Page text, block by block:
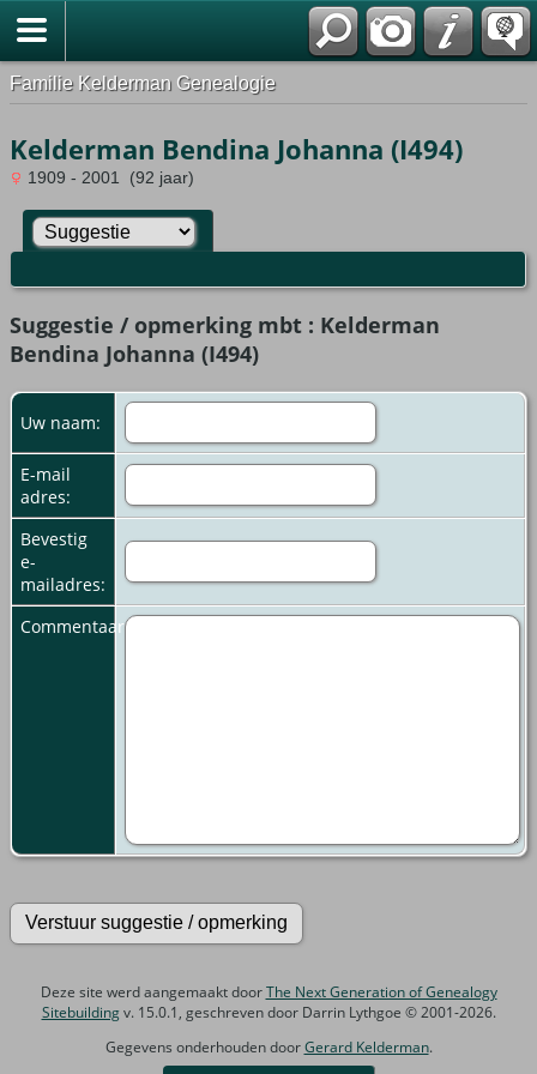
Familie Kelderman Genealogie
Kelderman Bendina Johanna (I494)
1909 - 2001 (92 jaar)
Suggestie / opmerking mbt : Kelderman
Bendina Johanna (I494)
Uw naam:
E-mail
adres:
Bevestig
e-
mailadres:
Commentaar:
Deze site werd aangemaakt doorThe Next Generation of Genealogy
Sitebuildingv. 15.0.1, geschreven door Darrin Lythgoe © 2001-2026.
Gegevens onderhouden doorGerard Kelderman.